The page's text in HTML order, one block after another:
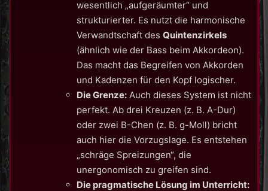
wesentlich „aufgeräumter“ und
strukturierter. Es nutzt die harmonische
Verwandtschaft des Quintenzirkels
(ähnlich wie der Bass beim Akkordeon).
Das macht das Begreifen von Akkorden
und Kadenzen für den Kopf logischer.
Die Grenze: Auch dieses System ist nicht
perfekt. Ab drei Kreuzen (z. B. A-Dur)
oder zwei B-Chen (z. B. g-Moll) bricht
auch hier die Vorzugslage. Es entstehen
„schräge Spreizungen“, die
unergonomisch zu greifen sind.
Die pragmatische Lösung im Unterricht: